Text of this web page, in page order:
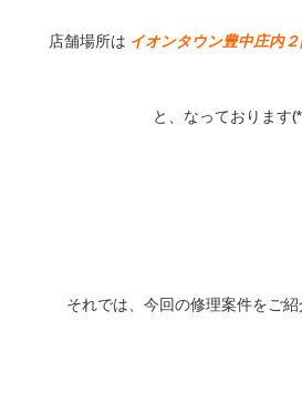
店舗場所は イオンタウン豊中庄内
と、なっております
それでは、今回の修理案件をご